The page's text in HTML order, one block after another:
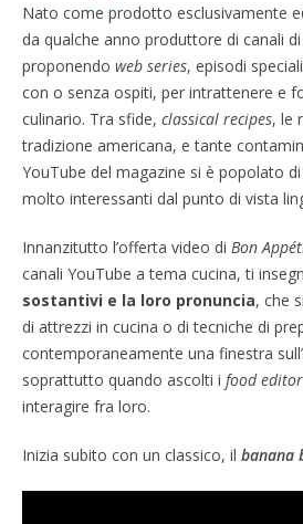
Nato come prodotto esclusivamente
da qualche anno produttore di canali
proponendo web series, episodi
con o senza ospiti, per intrattenere e
culinario. Tra sfide, classical recipes, le
tradizione americana, e tante
YouTube del magazine si è popolato
molto interessanti dal punto di vista
Innanzitutto l’offerta video di Bon
canali YouTube a tema cucina, ti
sostantivi e la loro pronuncia, che
di attrezzi in cucina o di tecniche di
contemporaneamente una finestra
soprattutto quando ascolti i food editor
interagire fra loro.
Inizia subito con un classico, il banana